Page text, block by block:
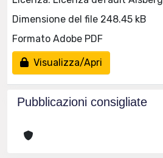
Dimensione del file 248.45 kB
Formato Adobe PDF
Visualizza/Apri
Pubblicazioni consigliate